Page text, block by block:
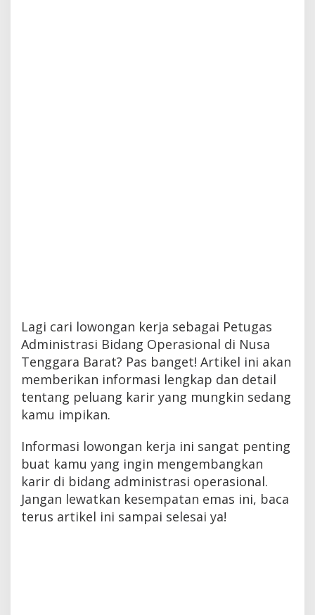
Lagi cari lowongan kerja sebagai Petugas
Administrasi Bidang Operasional di Nusa
Tenggara Barat? Pas banget! Artikel ini akan
memberikan informasi lengkap dan detail
tentang peluang karir yang mungkin sedang
kamu impikan.
Informasi lowongan kerja ini sangat penting
buat kamu yang ingin mengembangkan
karir di bidang administrasi operasional.
Jangan lewatkan kesempatan emas ini, baca
terus artikel ini sampai selesai ya!